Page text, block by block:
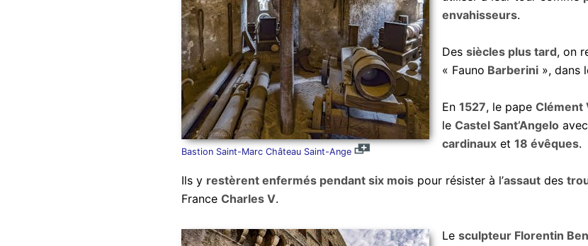
Bastion Saint-Marc Château Saint-Ange
envahisseurs.
Dessiècles plus tard, on
« Fauno Barberini », dans
En1527, le papeClément
leCastel Sant’Angelo
cardinaux et18 évêques.
Ils y restèrent enfermés pendant six moispour résister à l’assautdes
France Charles V.
Lesculpteur Florentin